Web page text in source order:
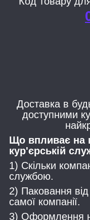
Доставка в
доступними
Що впливає на
кур'єрській
1) Скільки
службою.
2) Паковання
самої компанії.
3) Оформлення